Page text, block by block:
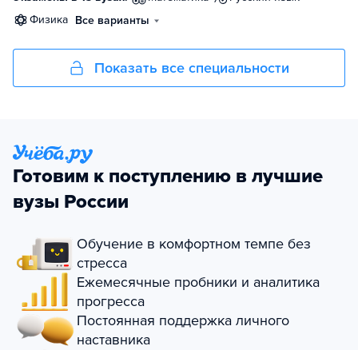
физика Все варианты
Показать все специальности
Готовим к поступлению в лучшие
вузы России
Обучение в комфортном темпе без
стресса
Ежемесячные пробники и аналитика
прогресса
Постоянная поддержка личного
наставника